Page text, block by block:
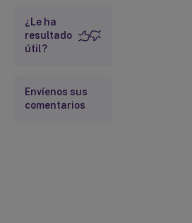
¿Le ha
resultado
útil?
Envíenos sus
comentarios